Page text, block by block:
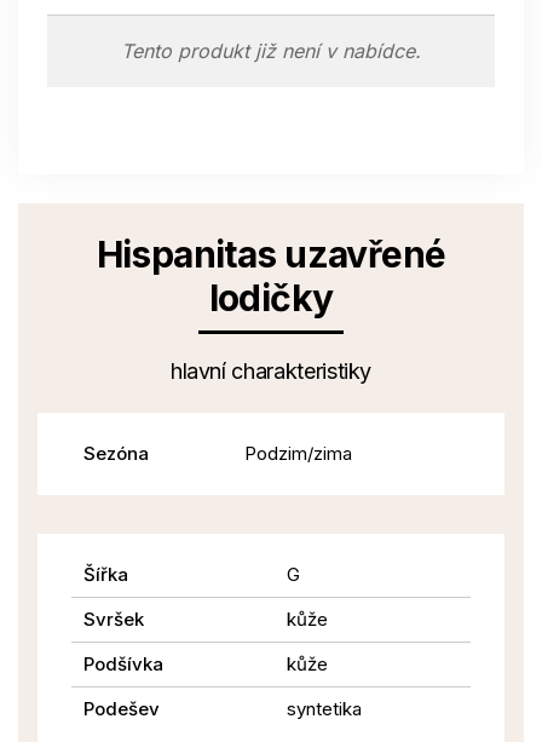
Tento produkt již není v nabídce.
Hispanitas uzavřené
lodičky
hlavní charakteristiky
Sezóna Podzim/zima
Šířka
G
Svršek
kůže
Podšívka
kůže
Podešev
syntetika